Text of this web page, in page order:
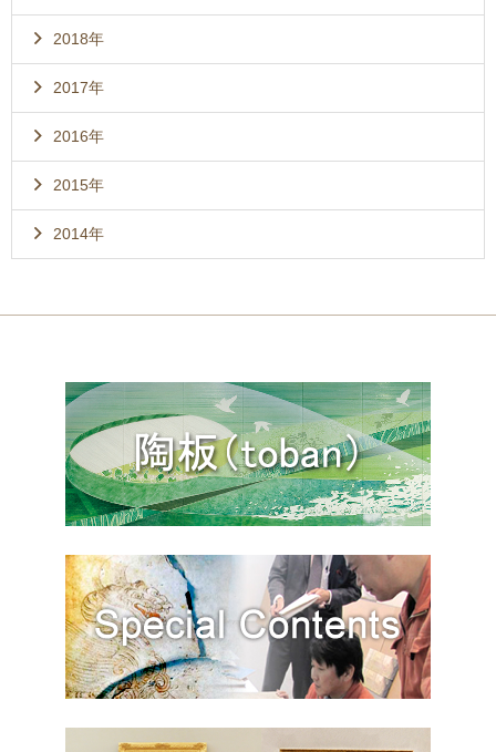
2018年
2017年
2016年
2015年
2014年